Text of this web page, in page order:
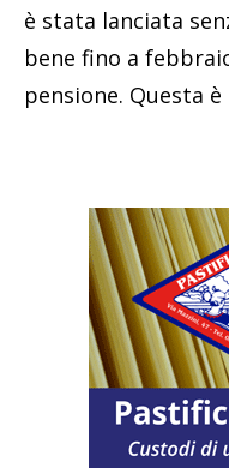
è stata lanciata
bene fino a
pensione. Questa è